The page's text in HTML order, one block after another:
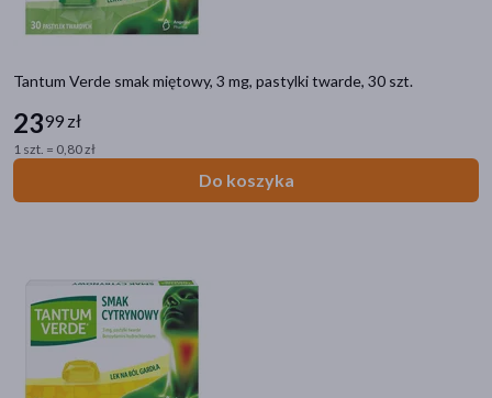
Tantum Verde smak miętowy, 3 mg, pastylki twarde, 30 szt.
2399 zł
1 szt. = 0,80 zł
Do koszyka